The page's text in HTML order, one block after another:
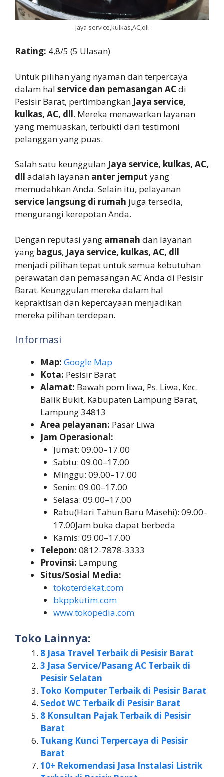
Jaya service,kulkas,AC,dll
Rating: 4,8/5 (5 Ulasan)
Untuk pilihan yang nyaman dan terpercaya
dalam hal service dan pemasangan ACdi
Pesisir Barat, pertimbangkan Jaya service,
kulkas, AC, dll. Mereka menawarkan layanan
yang memuaskan, terbukti dari testimoni
pelanggan yang puas.
Salah satu keunggulan Jaya service, kulkas, AC,
dll adalah layanan anter jemput yang
memudahkan Anda. Selain itu, pelayanan
service langsung di rumah juga tersedia,
mengurangi kerepotan Anda.
Dengan reputasi yang amanah dan layanan
yang bagus, Jaya service, kulkas, AC, dll
menjadi pilihan tepat untuk semua kebutuhan
perawatan dan pemasangan AC Anda di Pesisir
Barat. Keunggulan mereka dalam hal
kepraktisan dan kepercayaan menjadikan
mereka pilihan terdepan.
Informasi
Map: Google Map
Kota: Pesisir Barat
Alamat: Bawah pom liwa, Ps. Liwa, Kec.
Balik Bukit, Kabupaten Lampung Barat,
Lampung 34813
Area pelayanan: Pasar Liwa
Jam Operasional:
Jumat: 09.00–17.00
Sabtu: 09.00–17.00
Minggu: 09.00–17.00
Senin: 09.00–17.00
Selasa: 09.00–17.00
Rabu(Hari Tahun Baru Masehi): 09.00–
17.00Jam buka dapat berbeda
Kamis: 09.00–17.00
Telepon: 0812-7878-3333
Provinsi: Lampung
Situs/Sosial Media:
tokoterdekat.com
bkppkutim.com
www.tokopedia.com
Toko Lainnya:
8 Jasa Travel Terbaik di Pesisir Barat
3 Jasa Service/Pasang AC Terbaik di
Pesisir Selatan
Toko Komputer Terbaik di Pesisir Barat
Sedot WC Terbaik di Pesisir Barat
8 Konsultan Pajak Terbaik di Pesisir
Barat
Tukang Kunci Terpercaya di Pesisir
Barat
10+ Rekomendasi Jasa Instalasi Listrik